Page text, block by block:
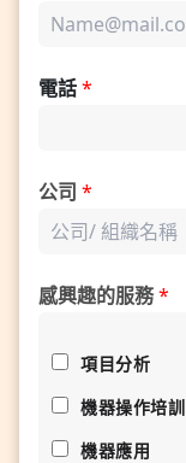
電話*
公司 *
感興趣的服務*
項目分析
機器操作培訓
機器應用